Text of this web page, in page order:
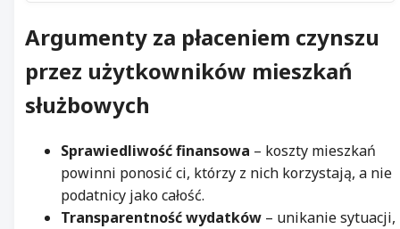
Argumenty za płaceniem czynszu
przez użytkowników mieszkań
służbowych
Sprawiedliwość finansowa – koszty mieszkań
powinni ponosić ci, którzy z nich korzystają, a nie
podatnicy jako całość.
Transparentność wydatków – unikanie sytuacji,